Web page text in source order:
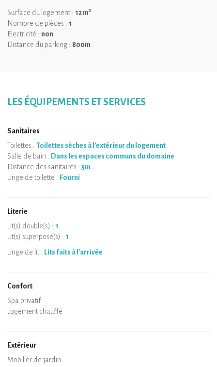
À la nuit tombée, savourez un moment suspendu dans votre bain
nordique privatif, sous le ciel étoilé.
Installée dans un lieu unique, dominant l’étang et nichée au cœur
Surface du logement : 12 m2
Nombre de pièces : 1
Electricité : non
Distance du parking : 800m
LES ÉQUIPEMENTS ET SERVICES
Sanitaires
Toilettes : Toilettes sèches à l’extérieur du logement
Salle de bain : Dans les espaces communs du domaine
Distance des sanitaires : 5m
Linge de toilette : Fourni
Literie
Lit(s) double(s) : 1
Lit(s) superposé(s) : 1
Linge de lit : Lits faits à l'arrivée
Confort
Micro-ondes
Cafetière
Bouilloire
Plaque de cuisson
Four
Réfrigérateur
Vaisselle
Lave-vaisselle
Chaise bébé
Spa privatif
Sauna privatif
Tables et chaises/tabourets
Air conditionné
Logement chauffé
Extérieur
Terrasse
Mobilier de jardin